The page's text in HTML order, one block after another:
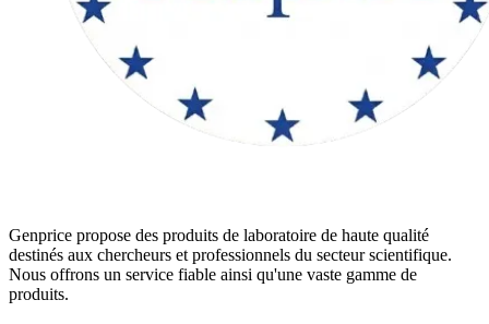
Genprice propose des produits de laboratoire de haute qualité
destinés aux chercheurs et professionnels du secteur scientifique.
Nous offrons un service fiable ainsi qu'une vaste gamme de
produits.